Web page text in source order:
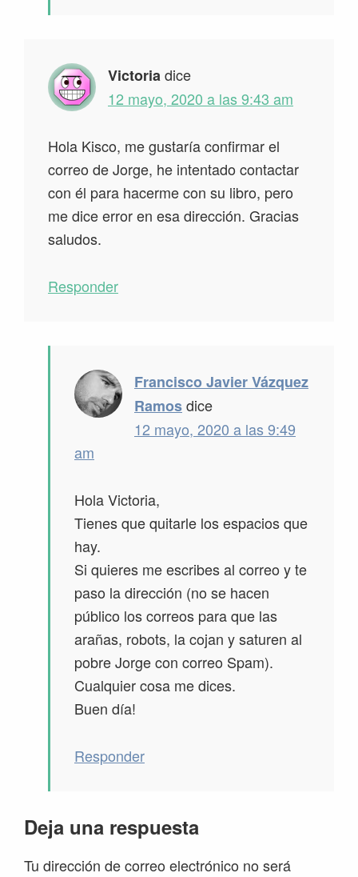
Victoriadice
12 mayo, 2020 a las 9:43 am
Hola Kisco, me gustaría confirmar el
correo de Jorge, he intentado contactar
con él para hacerme con su libro, pero
me dice error en esa dirección. Gracias
saludos.
Responder
Francisco Javier Vázquez
Ramosdice
12 mayo, 2020 a las 9:49
am
Hola Victoria,
Tienes que quitarle los espacios que
hay.
Si quieres me escribes al correo y te
paso la dirección (no se hacen
público los correos para que las
arañas, robots, la cojan y saturen al
pobre Jorge con correo Spam).
Cualquier cosa me dices.
Buen día!
Responder
Deja una respuesta
Tu dirección de correo electrónico no será